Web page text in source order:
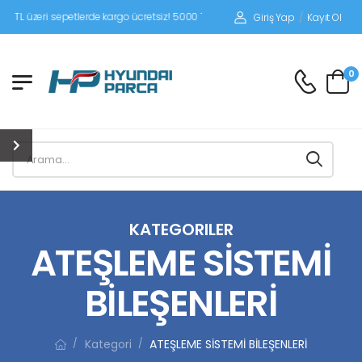
üzeri sepetlerde kargo ücretsiz! 5000 TL altı siparişlerinizde siparişleriniz
Giriş Yap / Kayıt Ol
0
KATEGORILER
ATEŞLEME SİSTEMİ
BİLEŞENLERİ
/ Kategori / ATEŞLEME SİSTEMİ BİLEŞENLERİ